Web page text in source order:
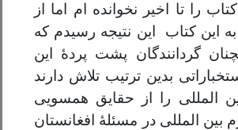
را تا اخیر نخوانده ام اما از
این کتاب این نتیجه رسیدم که
گردانندگان پشت پردهٔ این
بدین ترتیب تلاش دارند
المللی را از حقایق همسویی
بین المللی در مسئلهٔ افغانستان